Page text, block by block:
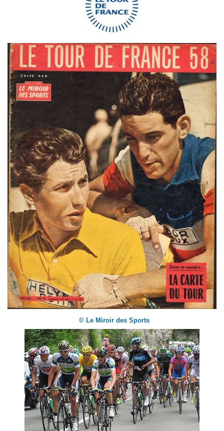
© Le Miroir des Sports